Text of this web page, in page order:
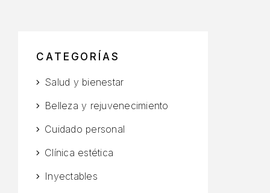
CATEGORÍAS
Salud y bienestar
Belleza y rejuvenecimiento
Cuidado personal
Clínica estética
Inyectables